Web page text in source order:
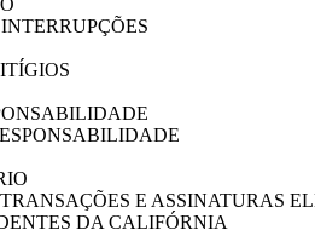
E ASSINATURAS
DA CALIFÓRNIA